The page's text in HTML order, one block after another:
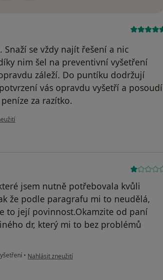
Snaží se vždy najít řešení a nic
nim šel na preventivní vyšetření
záleží. Do puntíku dodržují
vás opravdu vyšetří a posoudí
za razítko.
uživatele M.S.
jsem nutně potřebovala kvůli
že podle paragrafu mi to neudělá,
to její povinnost.Okamzite od paní
dr, který mi to bez problémů
• podle názoru uživatele Váš účet byl odstraněn
Nahlásit zneužití